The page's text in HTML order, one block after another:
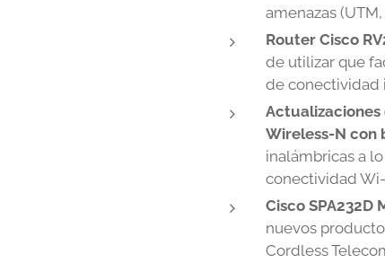
amenazas
Router Cisco
de utilizar que
de conectividad
Actualizaciones
Wireless-N con
inalámbricas a
conectividad
Cisco SPA232D
nuevos
Cordless